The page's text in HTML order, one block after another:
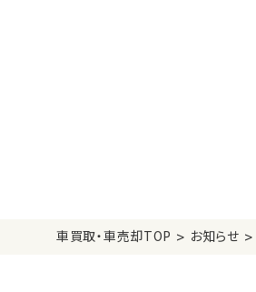
車買取・車売却TOP > お知らせ >